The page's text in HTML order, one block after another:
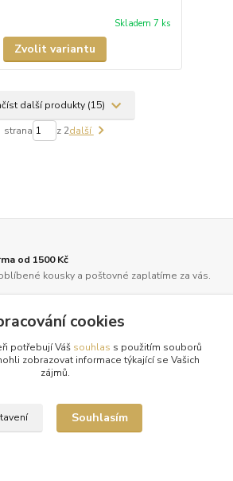
Skladem 7 ks
Zvolit variantu
další produkty (15)
strana z 2další
od 1500 Kč
kousky a poštovné zaplatíme za vás.
balíme s maximální péčí a odesíláme 2x
cookies
potřebují Váš souhlas s použitím souborů
zobrazovat informace týkající se Vašich
zájmů.
Souhlasím